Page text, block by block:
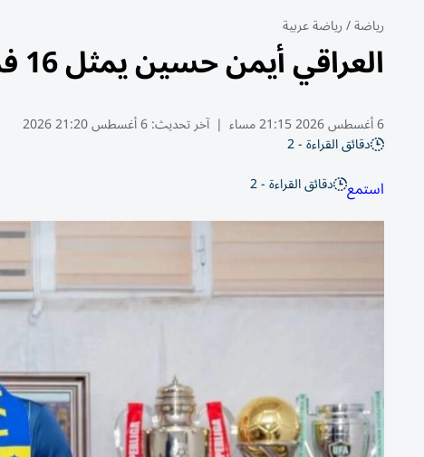
رياضة/رياضة عربية
العراقي أيمن حسين يمثل 16 فريقاً خلال مسيرته
6 أغسطس 2026 21:15 مساء | آخر تحديث:6 أغسطس 21:20 2026
دقائق القراءة - 2
استمع دقائق القراءة - 2